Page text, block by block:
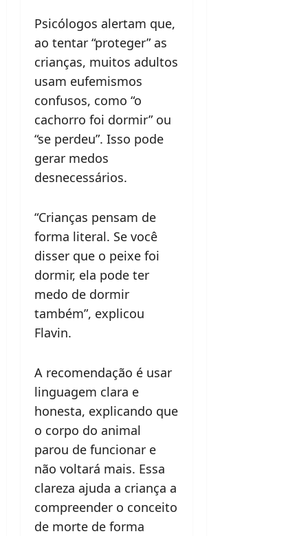
Psicólogos alertam que,
ao tentar “proteger” as
crianças, muitos adultos
usam eufemismos
confusos, como “o
cachorro foi dormir” ou
“se perdeu”. Isso pode
gerar medos
desnecessários.
“Crianças pensam de
forma literal. Se você
disser que o peixe foi
dormir, ela pode ter
medo de dormir
também”, explicou
Flavin.
A recomendação é usar
linguagem clara e
honesta, explicando que
o corpo do animal
parou de funcionar e
não voltará mais. Essa
clareza ajuda a criança a
compreender o conceito
de morte de forma